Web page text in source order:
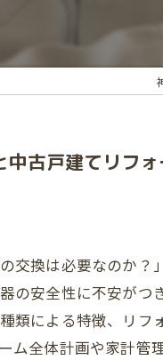
古戸建てリフ
交換は必要なのか
の安全性に不安が
類による特徴、リ
ム全体計画や家計